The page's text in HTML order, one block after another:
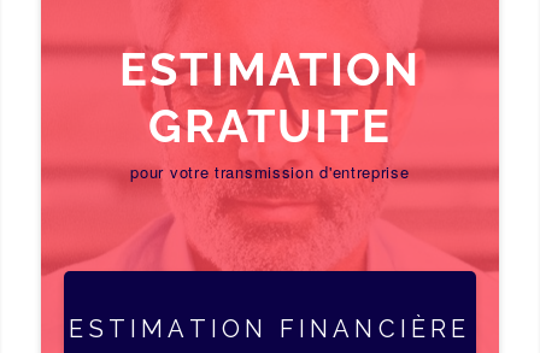
ESTIMATION
GRATUITE
pour votre transmission d'entreprise
ESTIMATION FINANCIÈRE